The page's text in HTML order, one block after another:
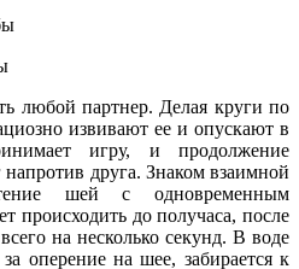
любой партнер. Делая круги по
извивают ее и опускают в
игру, и продолжение
друга. Знаком взаимной
шей с одновременным
происходить до получаса, после
на несколько секунд. В воде
оперение на шее, забирается к